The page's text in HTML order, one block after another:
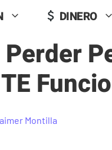
DINERO
Montilla